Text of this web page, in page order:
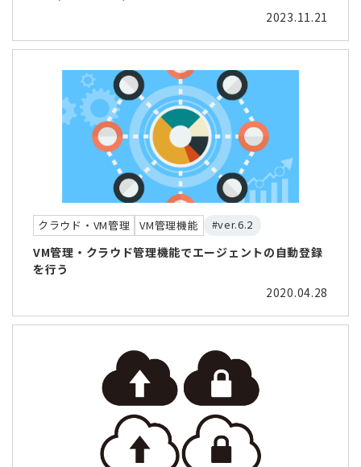
2023.11.21
クラウド・VM管理 VM管理機能 #ver.6.2
VM管理・クラウド管理機能でエージェントの自動登録
を行う
2020.04.28